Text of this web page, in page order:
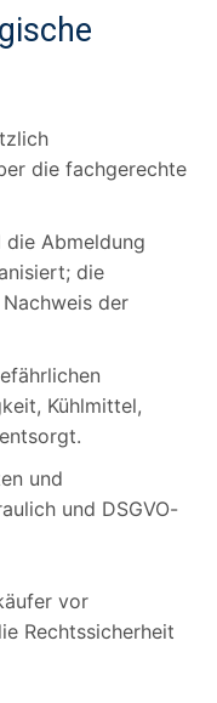
die fachgerechte
die Abmeldung
die
der
Kühlmittel,
und
und DSGVO-
vor
Rechtssicherheit